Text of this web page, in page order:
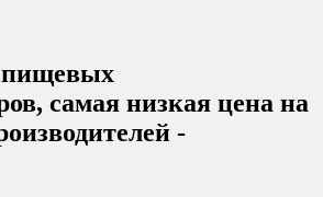
самая низкая цена на
-